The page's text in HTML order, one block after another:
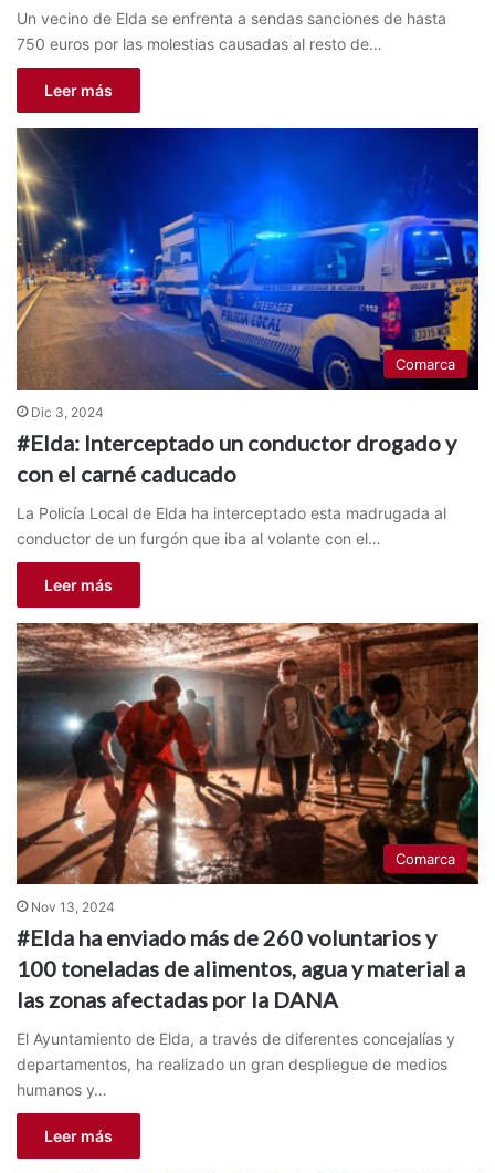
Un vecino de Elda se enfrenta a sendas sanciones de hasta
750 euros por las molestias causadas al resto de…
Leer más
Comarca
Dic 3, 2024
#Elda: Interceptado un conductor drogado y
con el carné caducado
La Policía Local de Elda ha interceptado esta madrugada al
conductor de un furgón que iba al volante con el…
Leer más
Comarca
Nov 13, 2024
#Elda ha enviado más de 260 voluntarios y
100 toneladas de alimentos, agua y material a
las zonas afectadas por la DANA
El Ayuntamiento de Elda, a través de diferentes concejalías y
departamentos, ha realizado un gran despliegue de medios
humanos y…
Leer más